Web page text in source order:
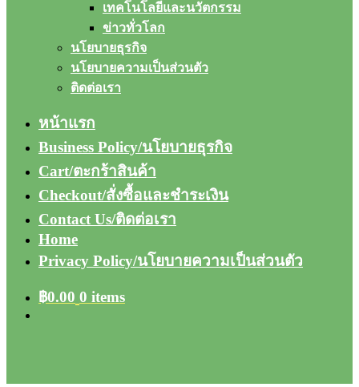
เทคโนโลยีและนวัตกรรม
ข่าวทั่วโลก
นโยบายธุรกิจ
นโยบายความเป็นส่วนตัว
ติดต่อเรา
หน้าแรก
Business Policy/นโยบายธุรกิจ
Cart/ตะกร้าสินค้า
Checkout/สั่งซื้อและชำระเงิน
Contact Us/ติดต่อเรา
Home
Privacy Policy/นโยบายความเป็นส่วนตัว
฿0.00 0 items